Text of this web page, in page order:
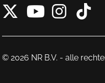
X van
© 2026 NR B.V. - alle